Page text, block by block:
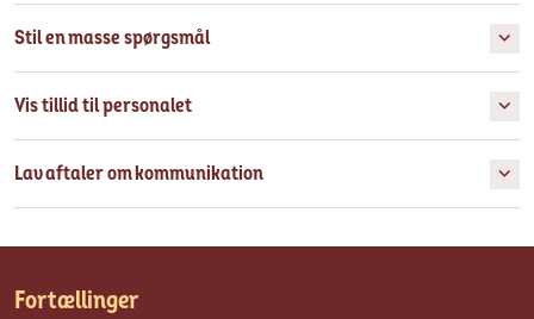
Stil en masse spørgsmål
Vis tillid til personalet
Lav aftaler om kommunikation
Fortællinger